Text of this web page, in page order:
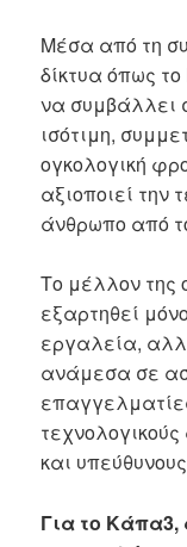
Μέσα από τη
δίκτυα όπως
να συμβάλλει
ισότιμη,
ογκολογική
αξιοποιεί την
άνθρωπο από
Το μέλλον της
εξαρτηθεί
εργαλεία,
ανάμεσα σε
και
Για το Κάπα3,